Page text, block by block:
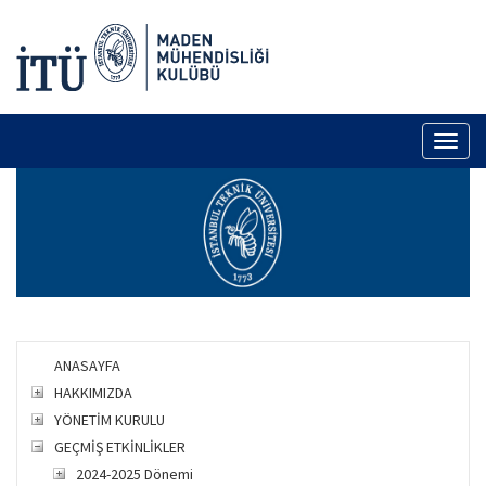
ANASAYFA
HAKKIMIZDA
YÖNETİM KURULU
GEÇMİŞ ETKİNLİKLER
2024-2025 Dönemi